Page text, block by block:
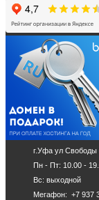
г.Уфа ул Свободы
Пн - Пт: 10.00 -
Вс: выходной
Мегафон: +7 937